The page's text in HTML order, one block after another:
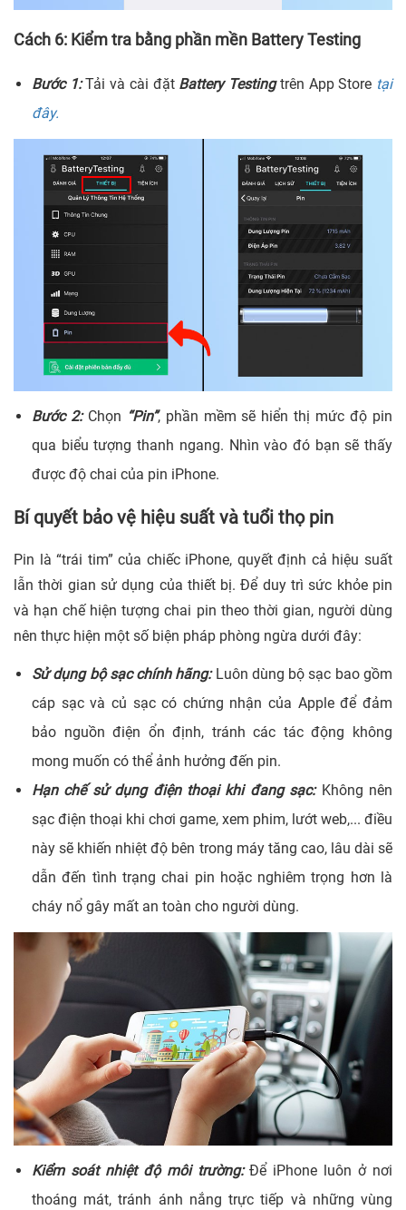
Cách 6: Kiểm tra bằng phần mền Battery Testing
Bước 1:Tải và cài đặt Battery Testingtrên App Store tại
đây.
Bước 2:Chọn “Pin”, phần mềm sẽ hiển thị mức độ pin
qua biểu tượng thanh ngang. Nhìn vào đó bạn sẽ thấy
được độ chai của pin iPhone.
Bí quyết bảo vệ hiệu suất và tuổi thọ pin
Pin là “trái tim” của chiếc iPhone, quyết định cả hiệu suất
lẫn thời gian sử dụng của thiết bị. Để duy trì sức khỏe pin
và hạn chế hiện tượng chai pin theo thời gian, người dùng
nên thực hiện một số biện pháp phòng ngừa dưới đây:
Sử dụng bộ sạc chính hãng: Luôn dùng bộ sạc bao gồm
cáp sạc và củ sạc có chứng nhận của Apple để đảm
bảo nguồn điện ổn định, tránh các tác động không
mong muốn có thể ảnh hưởng đến pin.
Hạn chế sử dụng điện thoại khi đang sạc:Không nên
sạc điện thoại khi chơi game, xem phim, lướt web,... điều
này sẽ khiến nhiệt độ bên trong máy tăng cao, lâu dài sẽ
dẫn đến tình trạng chai pin hoặc nghiêm trọng hơn là
cháy nổ gây mất an toàn cho người dùng.
Kiểm soát nhiệt độ môi trường:Để iPhone luôn ở nơi
thoáng mát, tránh ánh nắng trực tiếp và những vùng